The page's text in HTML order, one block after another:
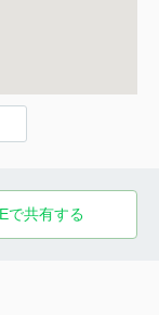
で共有する